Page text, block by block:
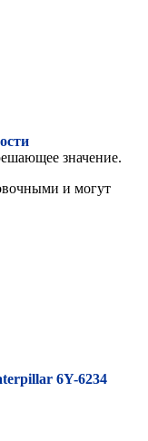
значение.
и могут
6Y-6234